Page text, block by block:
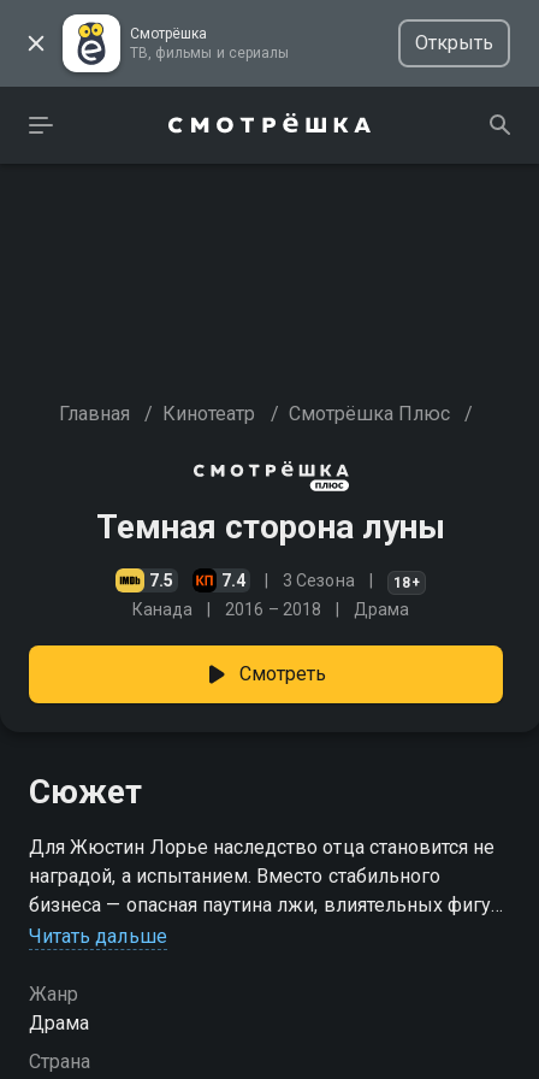
Смотрёшка
ТВ, фильмы и сериалы
Открыть
Главная / Кинотеатр / Смотрёшка Плюс /
Темная сторона луны
7.5 7.4 3 Сезона 18+
Канада 2016 – 2018 Драма
Смотреть
Сюжет
Для Жюстин Лорье наследство отца становится не
наградой, а испытанием. Вместо стабильного
бизнеса — опасная паутина лжи, влиятельных фигур
и тщательно скрытых преступлений. За маской
«национальная безопасность» — удобная ширма для
откатов, угроз и манипуляций. Оказавшись в
эпицентре жестокой игры, Жюстин сталкивается с
Читать дальше
Жанр
Драма
Страна